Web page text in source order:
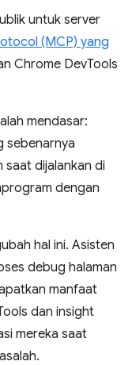
untuk server
(MCP) yang
Chrome DevTools
mendasar:
sebenarnya
saat dijalankan di
dengan
hal ini. Asisten
debug halaman
manfaat
dan insight
mereka saat